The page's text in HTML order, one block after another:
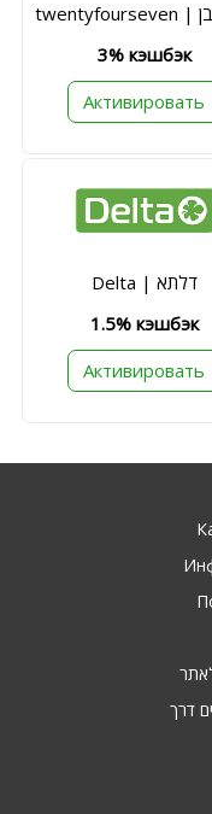
3% кэшбэк
Активировать
Delta | דלתא
1.5% кэшбэк
Активировать